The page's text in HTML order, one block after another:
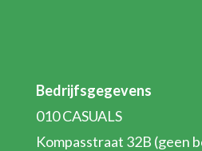
Bedrijfsgegevens
010 CASUALS
Kompasstraat 32B (geen